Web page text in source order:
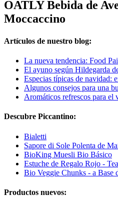
OATLY Bebida de
Moccaccino
Artículos de nuestro blog:
La nueva tendencia: Food
El ayuno según Hildegarda
Especias típicas de navidad:
Algunos consejos para una
Aromáticos refrescos para el
Descubre Piccantino:
Bialetti
Sapore di Sole Polenta de
BioKing Muesli Bio Básico
Estuche de Regalo Rojo -
Bio Veggie Chunks - a Base
Productos nuevos: